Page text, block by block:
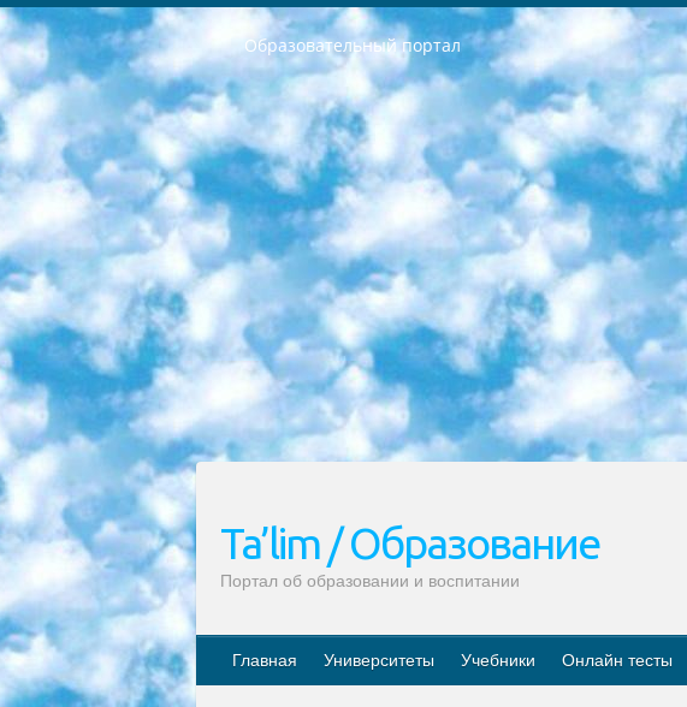
Образовательный портал
РЕСПУБЛИКА УЗБЕКИСТАН МИНИСТРЕРСТВО ДОШКОЛЬНОГО И ШКОЛЬНОГО ОБРАЗОВАНИЯ КОМАНДА в общеобразовательных учреждениях в 2023-2024 учебном году организация и проведение итоговой государственной аттестации обучающихся о Министра дошкольного и школьного образования Республики Узбекистан от 4 марта 2008 года (постановлением Минюста от 20 марта 2008 года № 1778 государственной регистрации) «Итоговое состояние учащихся общего среднего образования на основании положения об утверждении положения об аттестации общего среднего образования выпускной экзамен студентов в образовательных учреждениях в 2023-2024 учебном году В целях организации и прохождения аттестации приказываю: 1. Следующее: перечень предметов, по которым будет проводиться итоговая государственная аттестация и экзамен формы перевода согласно приложению 1; сертификаты международного образца, оценивающие уровень владения иностранными языками перечень согласно приложению 2; 2. Педагогический при специализированных образовательных учреждениях. научно-практический центр квалификации и международной оценки (Д.Давидова) 2024 г. До 25 марта: задания по предметам, по которым будет проводиться итоговая аттестация разработка и утверждение технических условий; итоговая аттестация на основании разработанного предметного задания разработка вопросов по предметам (устно и письменно), экзамен передача; общеобразовательные средние школы и специальные учебные заведения учащиеся выпускных классов школ и интернатов в агентской системе подготовка базы данных экзаменационных материалов и критериев оценки; перевод базы экзаменационных материалов на все языки обучения подать в Республиканский образовательный центр для изготовления; варианты экзаменов на основе разработанных контрольных материалов пусть будут поставлены задачи формирования. 3. Республиканский образовательный центр (Ш.Худайкулов) до 5 апреля 2024 года. до: база данных предоставленных экзаменационных материалов на все языки обучения перевод и экспертиза; для слепых, слабовидящих, глухих, слабослышащих и умственно отсталых детей учащиеся выпускных классов специализированных школ и школ-интернатов база данных экзаменационных материалов на всех преподаваемых языках подготовка критериев оценки; специализированные школы для умственно отсталых детей и технологии для учащихся выпускных классов школ-интернатов разработка соответствующих рекомендаций и критериев проведения ЕГЭ по естествознанию давать задания. 4. Педагогический при специализированных образовательных учреждениях. Научно-практический центр навыков и международной оценки (Д.Давидова), Республика образовательный центр (Худайкулов Ш.) итоговый государственный аттестационный экзамен ориентирован на творческое и логическое мышление при подготовке базы материалов учитывать введение заданий. 5. Следует отметить, что: сертификат государственного образца о знании общеобразовательного предмета и как минимум национальный уровень B1 по предметам на иностранных языках, указанным в Приложении 2. или международно признанный сертификат эквивалентного уровня студенты, изучающие определенный предмет, освобождаются от экзамена; по соответствующим предметам запланирована итоговая государственная аттестация за день до дня, путем жеребьевки Рабочей группой (в письменной форме по предметам, проводимым в форме) из числа сформированных вариантов выбрано 2 варианта; 2 выбранных варианта экзамена анонсированы на официальном сайте министерства и все выпускники по всей стране на основе этих вариантов проводит итоговую государственную аттестацию. 6. Государственное образование учащихся средних общеобразовательных учреждений. знания в соответствии с квалификационными требованиями, которые необходимо приобрести на основании стандартов итоговый
Ta’lim / Образование
Портал об образовании и воспитании
Главная Университеты Учебники Онлайн тесты